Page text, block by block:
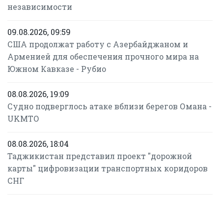
независимости
09.08.2026, 09:59
США продолжат работу с Азербайджаном и
Арменией для обеспечения прочного мира на
Южном Кавказе - Рубио
08.08.2026, 19:09
Судно подверглось атаке вблизи берегов Омана -
UKMTO
08.08.2026, 18:04
Таджикистан представил проект "дорожной
карты" цифровизации транспортных коридоров
СНГ